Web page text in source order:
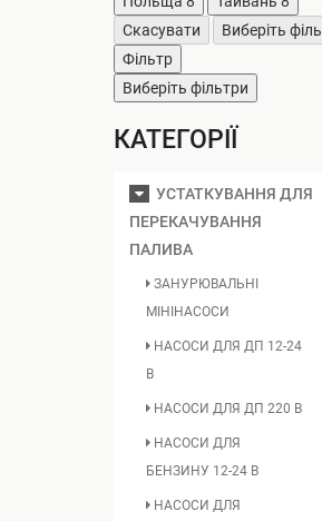
Скасувати
Виберіть
Фільтр
Виберіть фільтри
КАТЕГОРІЇ
УСТАТКУВАННЯ ДЛЯ
ПЕРЕКАЧУВАННЯ
ПАЛИВА
ЗАНУРЮВАЛЬНІ
МІНІНАСОСИ
НАСОСИ ДЛЯ ДП 12-24
В
НАСОСИ ДЛЯ ДП 220 В
НАСОСИ ДЛЯ
БЕНЗИНУ 12-24 В
НАСОСИ ДЛЯ